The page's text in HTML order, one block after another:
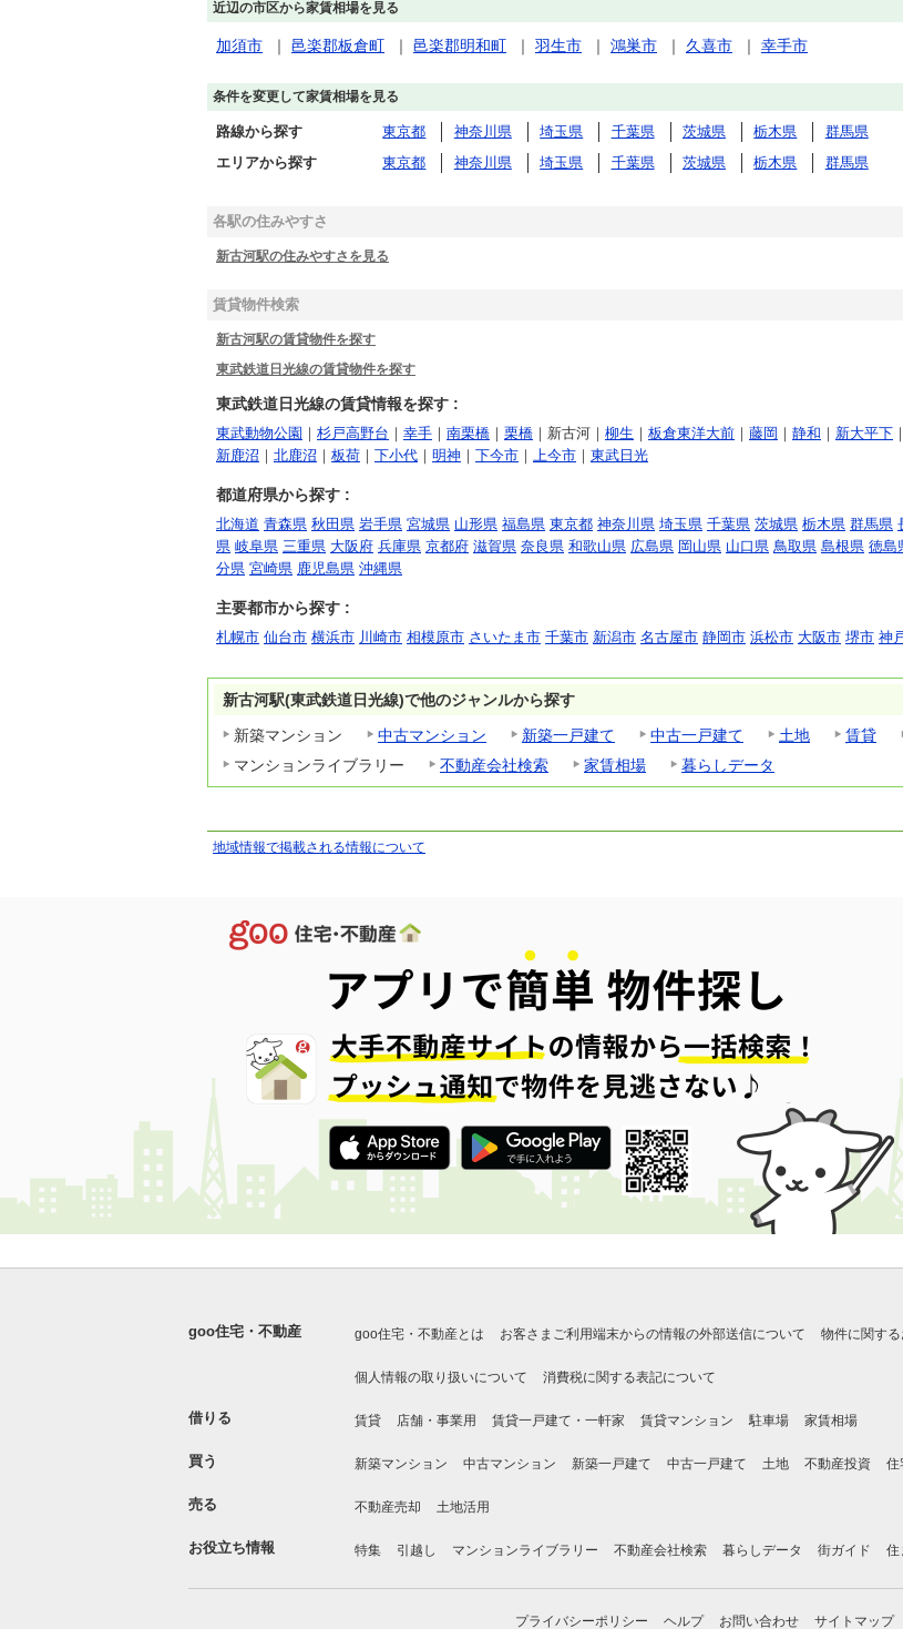
近辺の市区から家賃相場を見る
加須市 ｜ 邑楽郡板倉町 ｜ 邑楽郡明和町 ｜ 羽生市 ｜ 鴻巣市 ｜ 久喜市 ｜ 幸手市
条件を変更して家賃相場を見る
路線から探す 東京都 神奈川県 埼玉県 千葉県 茨城県 栃木県
群馬県
エリアから探す
東京都 神奈川県 埼玉県 千葉県 茨城県 栃木県 群馬県
各駅の住みやすさ
新古河駅の住みやすさを見る
賃貸物件検索
新古河駅の賃貸物件を探す
東武鉄道日光線の賃貸物件を探す
東武鉄道日光線の賃貸情報を探す :
東武動物公園 ｜ 杉戸高野台 ｜ 幸手 ｜ 南栗橋 ｜ 栗橋 ｜新古河｜ 柳生 ｜ 板倉東洋大前 ｜ 藤岡 ｜ 静和 ｜ 新大平下 ｜
新鹿沼 ｜ 北鹿沼 ｜ 板荷 ｜ 下小代 ｜ 明神 ｜ 下今市 ｜ 上今市 ｜ 東武日光
都道府県から探す :
北海道 青森県 秋田県 岩手県 宮城県 山形県 福島県 東京都 神奈川県 埼玉県 千葉県 茨城県 栃木県 群馬県
県 岐阜県 三重県 大阪府 兵庫県 京都府 滋賀県 奈良県 和歌山県 広島県 岡山県 山口県 鳥取県 島根県 徳島
分県 宮崎県 鹿児島県 沖縄県
主要都市から探す :
札幌市 仙台市 横浜市 川崎市 相模原市 さいたま市 千葉市 新潟市 名古屋市 静岡市 浜松市 大阪市 堺市 神
新古河駅(東武鉄道日光線)で他のジャンルから探す
新築マンション
中古マンション 新築一戸建て 中古一戸建て 土地 賃貸
マンションライブラリー
不動産会社検索 家賃相場 暮らしデータ
地域情報で掲載される情報について
goo住宅・不動産 goo住宅・不動産とは お客さまご利用端末からの情報の外部送信について 物件に関す
個人情報の取り扱いについて 消費税に関する表記について
借りる 賃貸 店舗・事業用 賃貸一戸建て・一軒家 賃貸マンション 駐車場 家賃相場
買う 新築マンション 中古マンション 新築一戸建て 中古一戸建て 土地 不動産投資 住
売る 不動産売却 土地活用
お役立ち情報 特集 引越し マンションライブラリー 不動産会社検索 暮らしデータ 街ガイド 住
プライバシーポリシー ヘルプ お問い合わせ サイトマップ